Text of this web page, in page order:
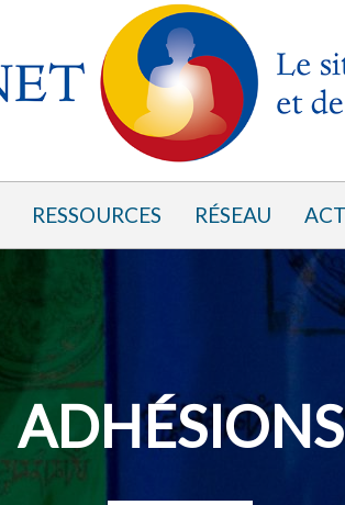
RESSOURCES RÉSEAU
ADHÉSIONS